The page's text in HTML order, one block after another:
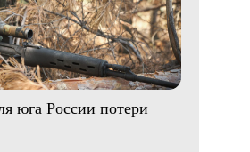
юга России потери